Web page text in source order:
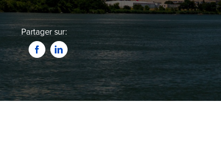
Je compare dès maintenant
Partager sur: